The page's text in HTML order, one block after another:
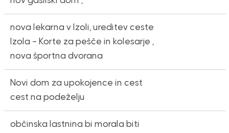
nova lekarna v Izoli, ureditev ceste
Izola – Korte za pešče in kolesarje ,
nova športna dvorana
Novi dom za upokojence in cest
cest na podeželju
občinska lastnina bi morala biti